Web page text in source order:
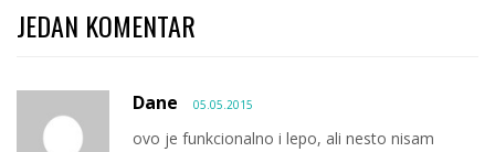
JEDAN KOMENTAR
Dane 05.05.2015
ovo je funkcionalno i lepo, ali nesto nisam